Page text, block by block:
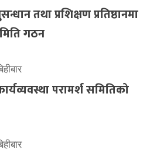
तथा प्रशिक्षण प्रतिष्ठानमा
गठन
परामर्श समितिको